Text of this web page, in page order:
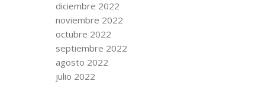
diciembre 2022
noviembre 2022
octubre 2022
septiembre 2022
agosto 2022
julio 2022